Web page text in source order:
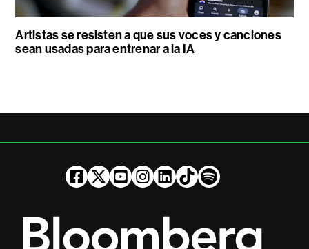
Artistas se resisten a que sus voces y canciones
sean usadas para entrenar a la IA